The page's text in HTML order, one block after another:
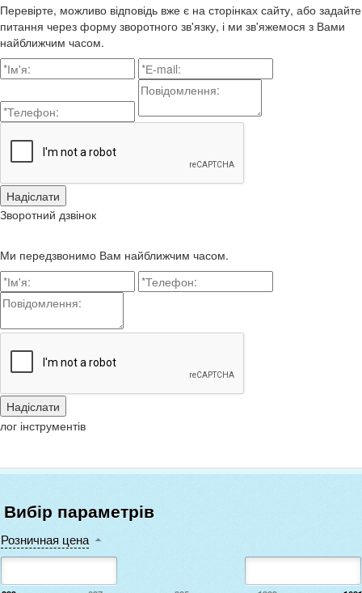
Перевірте, можливо відповідь вже є на сторінках сайту, або задайте
питання через форму зворотного зв'язку, і ми зв'яжемося з Вами
найближчим часом.
Зворотний дзвінок
Ми передзвонимо Вам найближчим часом.
інструментів
Вибір параметрів
Розничная цена